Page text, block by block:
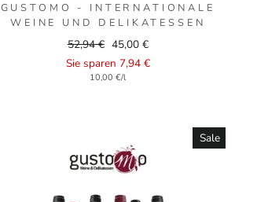
GUSTOMO - INTERNATIONALE
WEINE UND DELIKATESSEN
Regular
price
52,94 € Sale
price
45,00 €
Sie sparen 7,94 €
10,00 €/l
Sale